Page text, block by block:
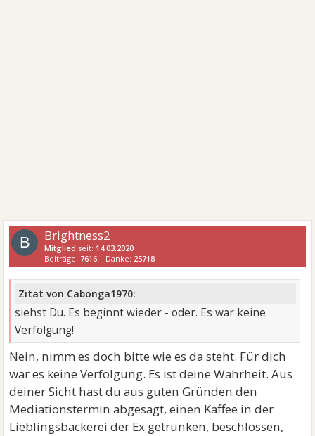
B Brightness2
Mitglied seit: 14.03.2020
Beiträge: 7616 Danke: 25718
Zitat von Cabonga1970:
siehst Du. Es beginnt wieder - oder. Es war keine
Verfolgung!
Nein, nimm es doch bitte wie es da steht. Für dich
war es keine Verfolgung. Es ist deine Wahrheit. Aus
deiner Sicht hast du aus guten Gründen den
Mediationstermin abgesagt, einen Kaffee in der
Lieblingsbäckerei der Ex getrunken, beschlossen,